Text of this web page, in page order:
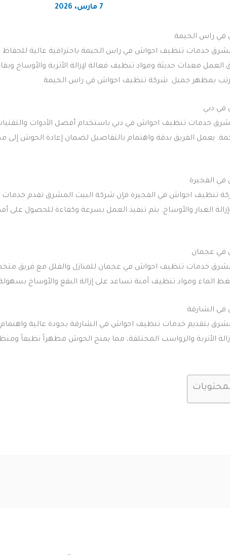
7 مارس، 2026
راس الخيمة
خدمات تنظيف احواش في راس الخيمة باحترافية عالية للحفاظ
معدات حديثة ومواد تنظيف فعالة لإزالة الأتربة والأوساخ
بمظهر جميل. شركة تنظيف احواش في راس الخيمة
دبي
خدمات تنظيف احواش في دبي باستخدام أفضل الأدوات
يعمل الفريق بدقة واهتمام بالتفاصيل لضمان إعادة الحوش
الفجيرة
تنظيف احواش في الفجيرة فإن شركة البيت المشرق تقدم
الغبار والأوساخ. يتم تنفيذ العمل بسرعة وكفاءة للحصول
في عجمان
خدمات تنظيف احواش في عجمان للمنازل والفلل مع فريق
الماء ومواد تنظيف آمنة تساعد على إزالة البقع والأوساخ
الشارقة
بتقديم خدمات تنظيف احواش في الشارقة بجودة عالية واهتمام
الأتربة والرواسب المختلفة، مما يمنح الحوش مظهراً نظيفاً